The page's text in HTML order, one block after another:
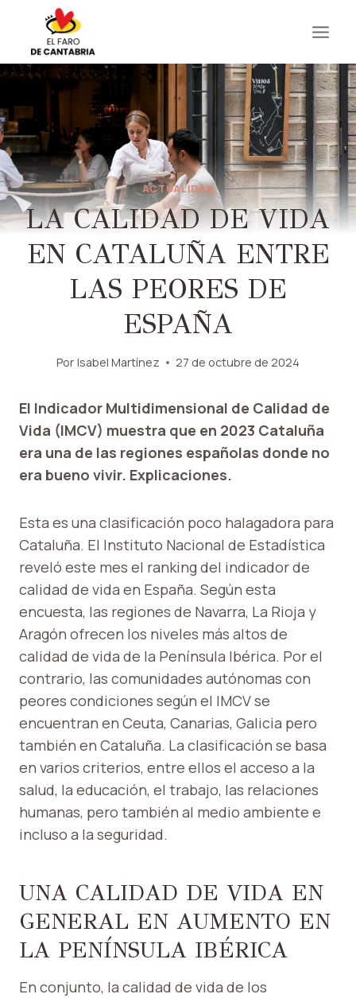
contenido
ACTUALIDAD
LA CALIDAD DE VIDA
EN CATALUÑA ENTRE
LAS PEORES DE
ESPAÑA
Por Isabel Martínez 27 de octubre de 2024
El Indicador Multidimensional de Calidad de
Vida (IMCV) muestra que en 2023 Cataluña
era una de las regiones españolas donde no
era bueno vivir. Explicaciones.
Esta es una clasificación poco halagadora para
Cataluña. El Instituto Nacional de Estadística
reveló este mes el ranking del indicador de
calidad de vida en España. Según esta
encuesta, las regiones de Navarra, La Rioja y
Aragón ofrecen los niveles más altos de
calidad de vida de la Península Ibérica. Por el
contrario, las comunidades autónomas con
peores condiciones según el IMCV se
encuentran en Ceuta, Canarias, Galicia pero
también en Cataluña. La clasificación se basa
en varios criterios, entre ellos el acceso a la
salud, la educación, el trabajo, las relaciones
humanas, pero también al medio ambiente e
incluso a la seguridad.
UNA CALIDAD DE VIDA EN
GENERAL EN AUMENTO EN
LA PENÍNSULA IBÉRICA
En conjunto, la calidad de vida de los